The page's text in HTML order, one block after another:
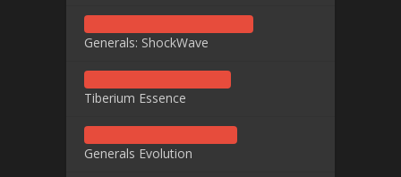
Generals: ShockWave
Tiberium Essence
Generals Evolution